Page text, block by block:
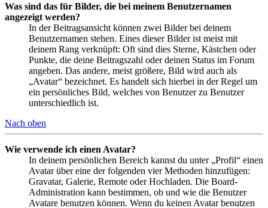
Was sind das für Bilder, die bei meinem Benutzernamen
angezeigt werden?
In der Beitragsansicht können zwei Bilder bei deinem
Benutzernamen stehen. Eines dieser Bilder ist meist mit
deinem Rang verknüpft: Oft sind dies Sterne, Kästchen oder
Punkte, die deine Beitragszahl oder deinen Status im Forum
angeben. Das andere, meist größere, Bild wird auch als
„Avatar“ bezeichnet. Es handelt sich hierbei in der Regel um
ein persönliches Bild, welches von Benutzer zu Benutzer
unterschiedlich ist.
Nach oben
Wie verwende ich einen Avatar?
In deinem persönlichen Bereich kannst du unter „Profil“ einen
Avatar über eine der folgenden vier Methoden hinzufügen:
Gravatar, Galerie, Remote oder Hochladen. Die Board-
Administration kann bestimmen, ob und wie die Benutzer
Avatare benutzen können. Wenn du keinen Avatar benutzen